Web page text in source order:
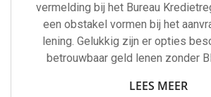
vermelding bij het Bureau
een obstakel vormen bij het
lening. Gelukkig zijn er opties
betrouwbaar geld lenen zonder
LEES MEER